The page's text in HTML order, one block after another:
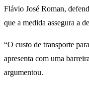
Flávio José Roman,
que a medida assegura a
“O custo de transporte
apresenta com uma
argumentou.